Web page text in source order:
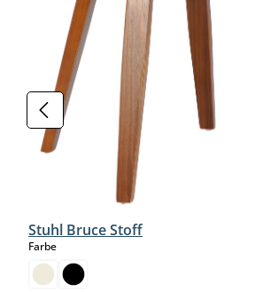
Stuhl Bruce Stoff
Farbeauswählen